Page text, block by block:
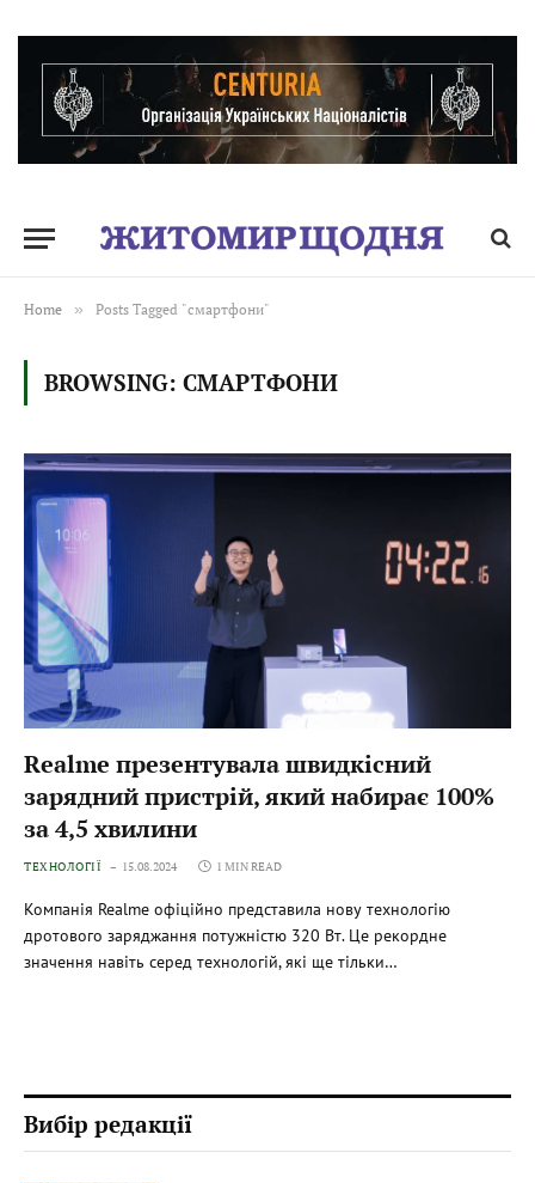
Home » Posts Tagged "смартфони"
BROWSING: СМАРТФОНИ
Realme презентувала швидкісний
зарядний пристрій, який набирає 100%
за 4,5 хвилини
ТЕХНОЛОГІЇ 15.08.2024 1 MIN READ
Компанія Realme офіційно представила нову технологію
дротового заряджання потужністю 320 Вт. Це рекордне
значення навіть серед технологій, які ще тільки…
Вибір редакції